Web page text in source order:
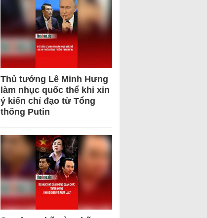
Thủ tướng Lê Minh Hưng
làm nhục quốc thể khi xin
ý kiến chỉ đạo từ Tổng
thống Putin